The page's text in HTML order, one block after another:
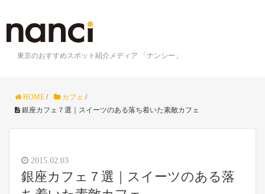
東京のおすすめスポット紹介メディア 「ナンシー」
HOME / カフェ /
銀座カフェ７選｜スイーツのある落ち着いた素敵カフェ
2015.02.03
銀座カフェ７選｜スイーツのある落